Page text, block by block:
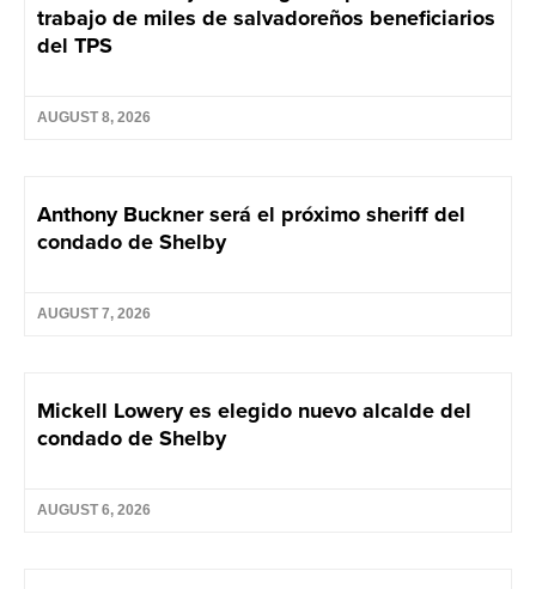
trabajo de miles de salvadoreños beneficiarios
del TPS
AUGUST 8, 2026
Anthony Buckner será el próximo sheriff del
condado de Shelby
AUGUST 7, 2026
Mickell Lowery es elegido nuevo alcalde del
condado de Shelby
AUGUST 6, 2026